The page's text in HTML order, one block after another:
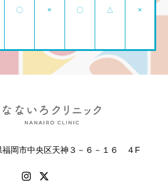
〇 × 〇 △ ×
福岡市中央区天神３－６－１６ ４F